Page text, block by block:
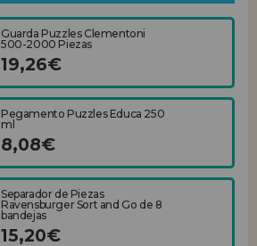
Guarda Puzzles Clementoni
500-2000 Piezas
19,26€
Pegamento Puzzles Educa 250
ml
8,08€
Separador de Piezas
Ravensburger Sort and Go de 8
bandejas
15,20€